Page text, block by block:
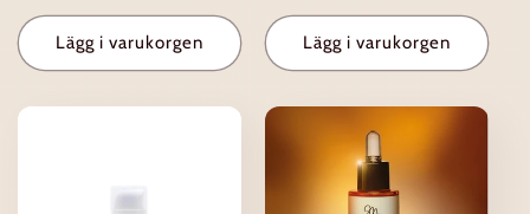
pris
Lägg i varukorgen Lägg i varukorgen